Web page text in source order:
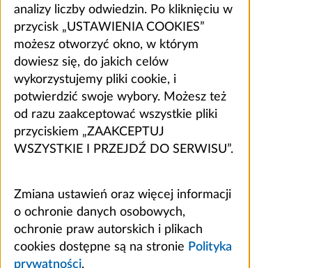
analizy liczby odwiedzin. Po kliknięciu w
przycisk „USTAWIENIA COOKIES”
możesz otworzyć okno, w którym
dowiesz się, do jakich celów
wykorzystujemy pliki cookie, i
potwierdzić swoje wybory. Możesz też
od razu zaakceptować wszystkie pliki
przyciskiem „ZAAKCEPTUJ
WSZYSTKIE I PRZEJDŹ DO SERWISU”.
Zmiana ustawień oraz więcej informacji
o ochronie danych osobowych,
ochronie praw autorskich i plikach
cookies dostępne są na stronie Polityka
prywatności.